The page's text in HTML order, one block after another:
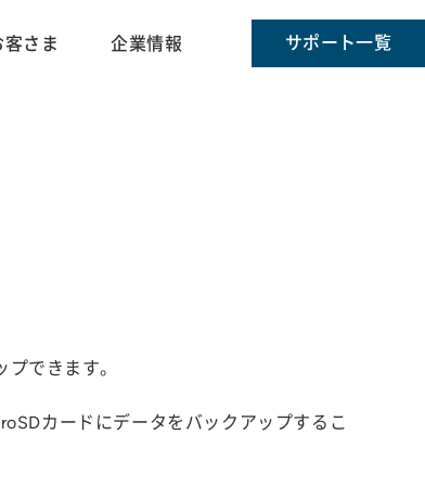
客さま 企業情報 サポート一覧
できます。
カードにデータをバックアップするこ